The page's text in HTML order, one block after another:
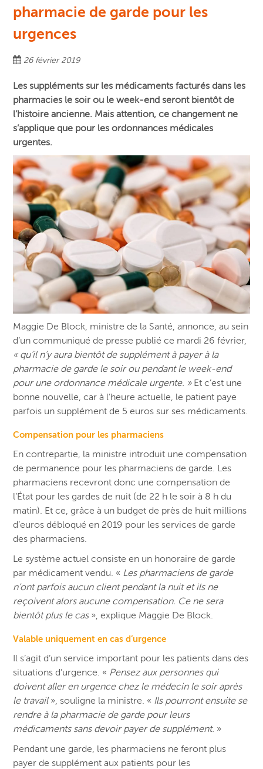
pharmacie de garde pour les
urgences
26 février 2019
Les suppléments sur les médicaments facturés dans les
pharmacies le soir ou le week-end seront bientôt de
l’histoire ancienne. Mais attention, ce changement ne
s’applique que pour les ordonnances médicales
urgentes.
Maggie De Block, ministre de la Santé, annonce, au sein
d’un communiqué de presse publié ce mardi 26 février,
« qu’il n’y aura bientôt de supplément à payer à la
pharmacie de garde le soir ou pendant le week-end
pour une ordonnance médicale urgente. »Et c’est une
bonne nouvelle, car à l’heure actuelle, le patient paye
parfois un supplément de 5 euros sur ses médicaments.
Compensation pour les pharmaciens
En contrepartie, la ministre introduit une compensation
de permanence pour les pharmaciens de garde. Les
pharmaciens recevront donc une compensation de
l’État pour les gardes de nuit (de 22 h le soir à 8 h du
matin). Et ce, grâce à un budget de près de huit millions
d’euros débloqué en 2019 pour les services de garde
des pharmaciens.
Le système actuel consiste en un honoraire de garde
par médicament vendu. « Les pharmaciens de garde
n’ont parfois aucun client pendant la nuit et ils ne
reçoivent alors aucune compensation. Ce ne sera
bientôt plus le cas», explique Maggie De Block.
Valable uniquement en cas d’urgence
Il s’agit d’un service important pour les patients dans des
situations d’urgence. « Pensez aux personnes qui
doivent aller en urgence chez le médecin le soir après
le travail», souligne la ministre. « Ils pourront ensuite se
rendre à la pharmacie de garde pour leurs
médicaments sans devoir payer de supplément. »
Pendant une garde, les pharmaciens ne feront plus
payer de supplément aux patients pour les